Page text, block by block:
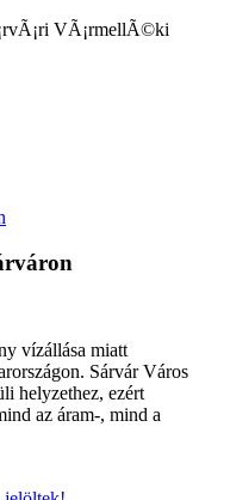
vízállása miatt
Sárvár Város
helyzethez, ezért
az áram-, mind a